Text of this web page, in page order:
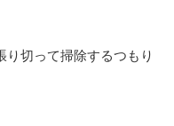
切って掃除するつもり